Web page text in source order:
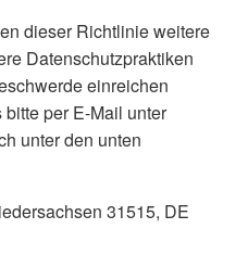
dieser Richtlinie weitere
Datenschutzpraktiken
einreichen
per E-Mail unter
unter den unten
31515, DE